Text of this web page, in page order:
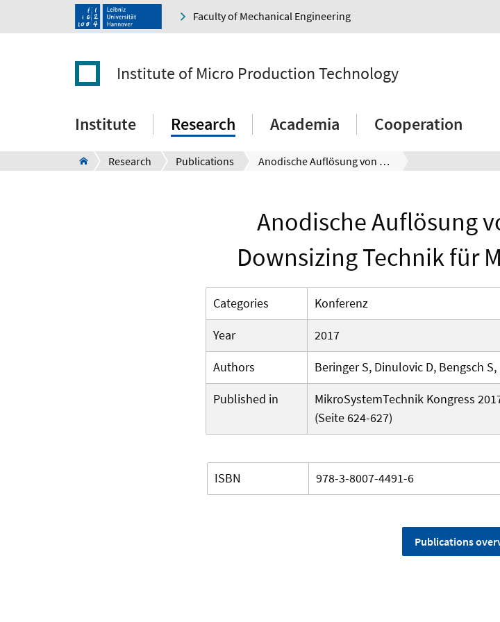
Faculty of Mechanical Engineering
Institute of Micro Production Technology
Institute Research Academia Cooperation
Research Publications Anodische Auflösung von Aluminium als Downsizing Technik für Mikro-Induktivitäten
Anodische Auflösung
Downsizing Technik für
Categories
Konferenz
Year
2017
Authors
Beringer S, Dinulovic D, Bengsch S,
Published in
MikroSystemTechnik Kongress
(Seite 624-627)
ISBN 978-3-8007-4491-6
Publications